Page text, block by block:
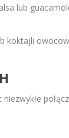
lub